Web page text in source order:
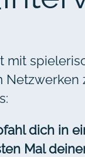
mit
dich in
Mal